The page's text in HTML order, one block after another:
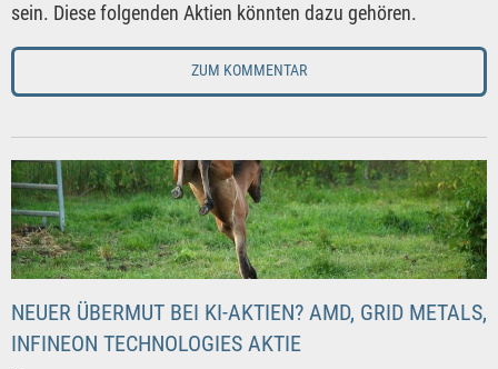
sein. Diese folgenden Aktien könnten dazu gehören.
ZUM KOMMENTAR
NEUER ÜBERMUT BEI KI-AKTIEN? AMD, GRID METALS,
INFINEON TECHNOLOGIES AKTIE